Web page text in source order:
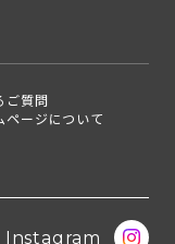
ご質問
ページについて
Instagram